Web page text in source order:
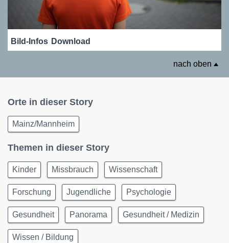
Bild-Infos Download
nach oben
Orte in dieser Story
Mainz/Mannheim
Themen in dieser Story
Kinder Missbrauch Wissenschaft
Forschung Jugendliche Psychologie
Gesundheit Panorama Gesundheit / Medizin
Wissen / Bildung